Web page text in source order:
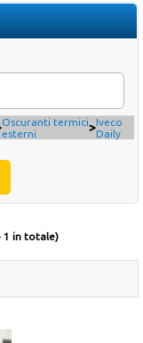
Oscuranti termici
esterni
>Iveco
Daily
1 in totale)